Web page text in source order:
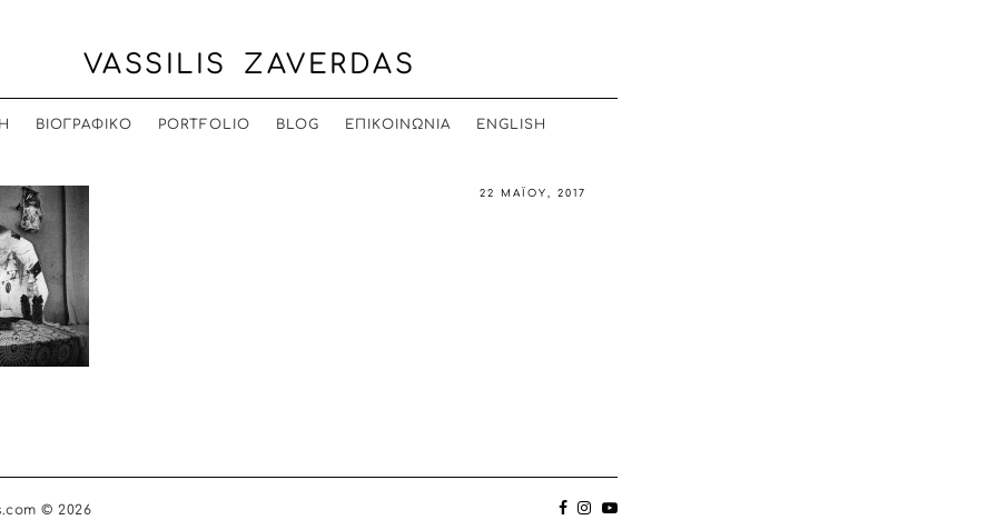
VASSILIS ZAVERDAS
ΒΙΟΓΡΑΦΙΚΟ PORTFOLIO BLOG ΕΠΙΚΟΙΝΩΝΙΑ ENGLISH
22 ΜΑΪ́ΟΥ, 2017
© 2026